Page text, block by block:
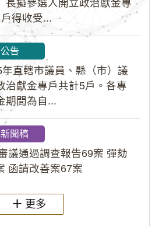
長擬參選人開立政治獻金專
得收受...
公告
直轄市議員、縣（市）議
治獻金專戶共計5戶。各專
期間為自...
新聞稿
議通過調查報告69案 彈劾
函請改善案67案
更多